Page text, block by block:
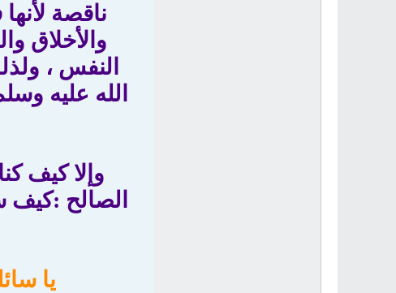
ناقصة
والأخلاق
النفس ،
الله عليه
وإلا كيف
الصالح :كيف
يا